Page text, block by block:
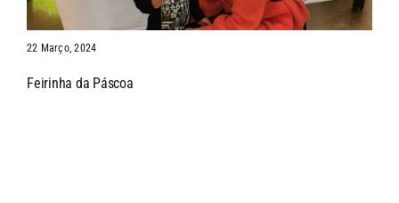
22 Março, 2024
Feirinha da Páscoa